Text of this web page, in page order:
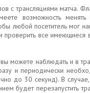
с трансляциями матча.
возможность
любой посетитель мог
все имеющиеся
можете наблюдать и в
и периодически
до 30 секунд). В
будет перезапустить